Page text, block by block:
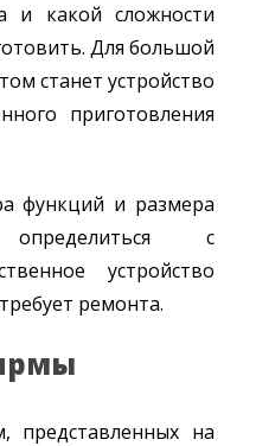
и какой сложности
Для большой
станет устройство
приготовления
функций и размера
с
устройство
ремонта.
представленных на